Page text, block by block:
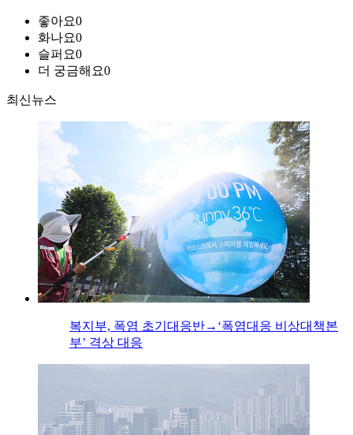
좋아요0
화나요0
슬퍼요0
더 궁금해요0
최신뉴스
복지부, 폭염 초기대응반→‘폭염대응 비상대책본
부’ 격상 대응